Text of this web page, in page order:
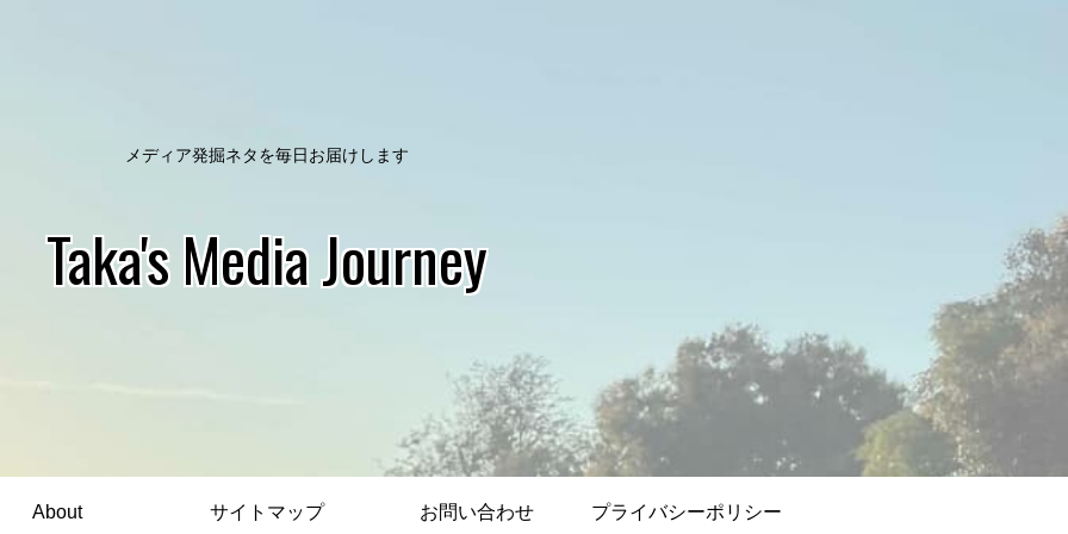
メディア発掘ネタを毎日お届けします
Taka's Media Journey
About サイトマップ お問い合わせ プライバシーポリシー